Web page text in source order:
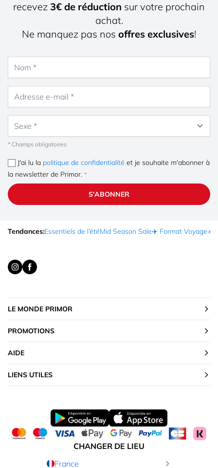
recevez 3€ de réduction sur votre prochain
achat.
Ne manquez pas nos offres exclusives!
* Champs obligatoires
J'ai lu la politique de confidentialité et je souhaite m'abonner à
la newsletter de Primor.
S'ABONNER
Tendances:Essentiels de l’étéMid Season Sale✈️ Format Voyage☀️
LE MONDE PRIMOR
PROMOTIONS
AIDE
LIENS UTILES
CHANGER DE LIEU
France